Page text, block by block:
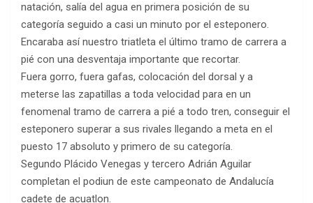
natación, salía del agua en primera posición de su
categoría seguido a casi un minuto por el esteponero.
Encaraba así nuestro triatleta el último tramo de carrera a
pié con una desventaja importante que recortar.
Fuera gorro, fuera gafas, colocación del dorsal y a
meterse las zapatillas a toda velocidad para en un
fenomenal tramo de carrera a pié a todo tren, conseguir el
esteponero superar a sus rivales llegando a meta en el
puesto 17 absoluto y primero de su categoría.
Segundo Plácido Venegas y tercero Adrián Aguilar
completan el podiun de este campeonato de Andalucía
cadete de acuatlon.